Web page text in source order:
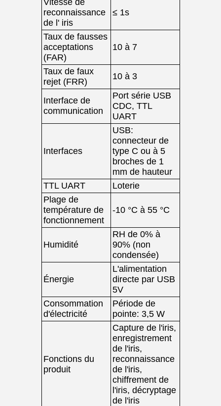
Vitesse de
reconnaissance
de l' iris
≤ 1s
Taux de fausses
acceptations
(FAR)
10 à 7
Taux de faux
rejet (FRR)
10 à 3
Interface de
communication
Port série USB
CDC, TTL
UART
Interfaces
USB:
connecteur de
type C ou à 5
broches de 1
mm de hauteur
TTL UART
Loterie
Plage de
température de
fonctionnement
-10 °C à 55 °C
Humidité
RH de 0% à
90% (non
condensée)
Énergie
L'alimentation
directe par USB
5V
Consommation
d'électricité
Période de
pointe: 3,5 W
Fonctions du
produit
Capture de l'iris,
enregistrement
de l'iris,
reconnaissance
de l'iris,
chiffrement de
l'iris, décryptage
de l'iris